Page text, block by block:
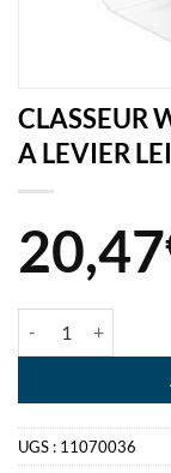
CLASSEUR
A LEVIER
20,47
UGS : 11070036